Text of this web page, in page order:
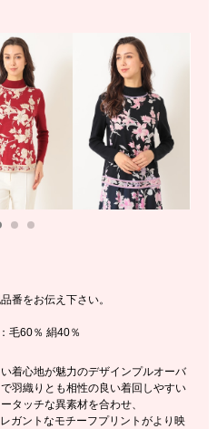
番をお伝え下さい。
毛60％ 絹40％
着心地が魅力のデザインプルオーバ
羽織りとも相性の良い着回しやすい
タッチな異素材を合わせ、
ガントなモチーフプリントがより映